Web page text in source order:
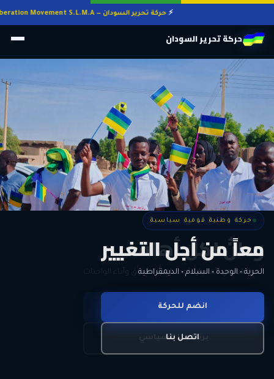
حركة تحرير السودان — Sudan Liberation Movement S.L.M.A
حركة تحرير السودان
حركة وطنية قومية سياسية
وطنٌ لكل أهله
المواطنة هي المعيار الأوحد لنيل الحقوق وأداء الواجبات
تعرّف على الحركة
برنامجنا السياسي
حركة وطنية قومية سياسية
معاً من أجل التغيير
الحرية • الوحدة • السلام • الديمقراطية
انضم للحركة
اتصل بنا